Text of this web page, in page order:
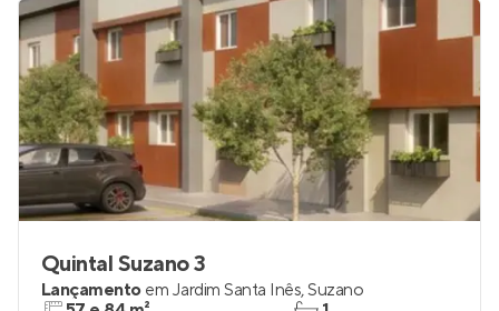
Quintal Suzano 3
Lançamento em Jardim Santa Inês,Suzano